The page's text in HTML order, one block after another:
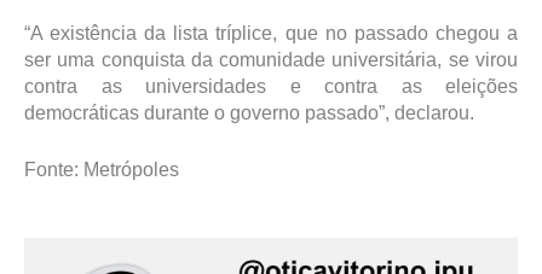
“A existência da lista tríplice, que no passado chegou a
ser uma conquista da comunidade universitária, se virou
contra as universidades e contra as eleições
democráticas durante o governo passado”, declarou.
Fonte: Metrópoles